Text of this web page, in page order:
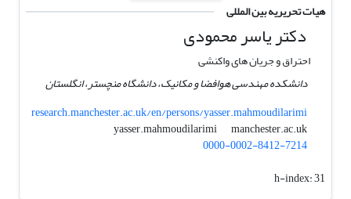
هیات تحریریه بین المللی
دکتر یاسر محمودی
احتراق و جریان های واکنشی
دانشکده مهندسی هوافضا و مکانیک، دانشگاه منچستر، انگلستان
research.manchester.ac.uk/en/persons/yasser.mahmoudilarimi
yasser.mahmoudilarimi
manchester.ac.uk
0000-0002-8412-7214
h-index:31